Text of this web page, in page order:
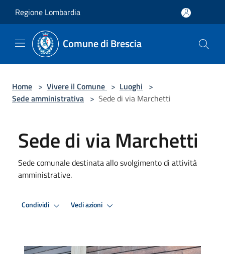
Regione Lombardia
Comune di Brescia
Home > Vivere il Comune > Luoghi >
Sede amministrativa > Sede di via Marchetti
Sede di via Marchetti
Sede comunale destinata allo svolgimento di attività
amministrative.
Condividi Vedi azioni